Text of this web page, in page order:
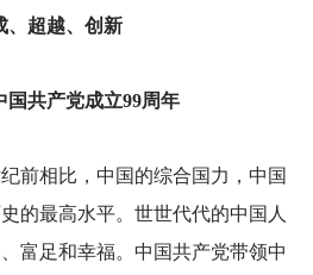
、超越、创新
共产党成立99周年
前相比，中国的综合国力，中国
的最高水平。世世代代的中国人
富足和幸福。中国共产党带领中